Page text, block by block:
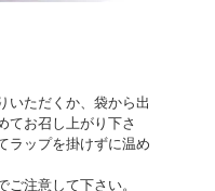
いただくか、袋から出
てお召し上がり下さ
ラップを掛けずに温め
ご注意して下さい。